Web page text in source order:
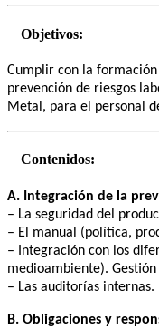
Objetivos:
Cumplir con la
prevención de riesgos
Metal, para el personal
Contenidos:
A. Integración de la
– La seguridad del
– El manual (política,
– Integración con los
medioambiente).
– Las auditorías internas.
B. Obligaciones y